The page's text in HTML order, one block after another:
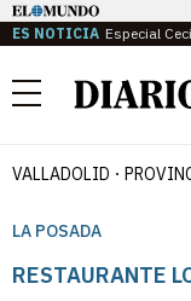
ES NOTICIA Especial
Menú
VALLADOLID
LA POSADA
RESTAURANTE